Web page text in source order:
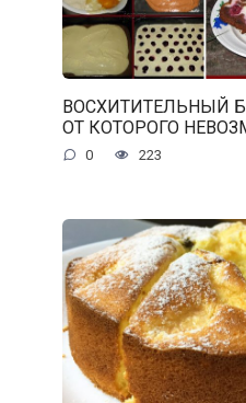
ВОСХИТИТЕЛЬНЫЙ
ОТ КОТОРОГО
0 223